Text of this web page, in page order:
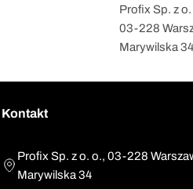
Profix Sp. z o.
03-228
Marywilska 34
Kontakt
Profix Sp. z o. o., 03-228
Marywilska 34